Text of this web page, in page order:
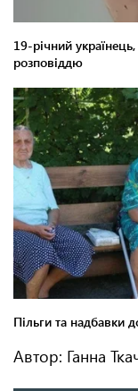
Автор: Ганна